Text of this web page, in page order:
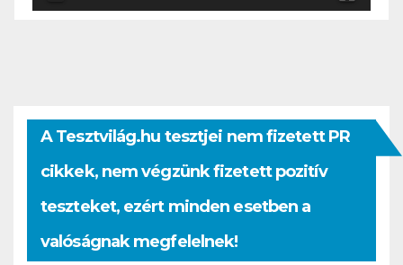
A Tesztvilág.hu tesztjei nem fizetett PR
cikkek, nem végzünk fizetett pozitív
teszteket, ezért minden esetben a
valóságnak megfelelnek!